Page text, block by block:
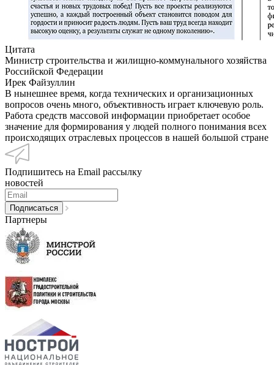
Цитата
Министр строительства и жилищно-коммунального хозяйства
Российской Федерации
Ирек Файзуллин
В нынешнее время, когда технических и организационных
вопросов очень много, объективность играет ключевую роль.
Работа средств массовой информации приобретает особое
значение для формирования у людей полного понимания всех
происходящих отраслевых процессов в нашей большой стране
Подпишитесь на Email рассылку
новостей
Партнеры